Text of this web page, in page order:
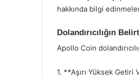
hakkında bilgi
Dolandırıcılığın
Apollo Coin
1. **Aşırı Yüksek Getiri